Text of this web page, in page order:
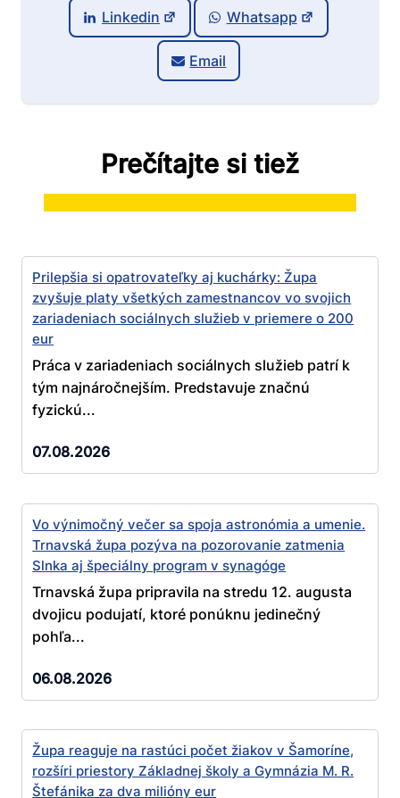
Linkedin Whatsapp
Email
Prečítajte si tiež
Prilepšia si opatrovateľky aj kuchárky: Župa
zvyšuje platy všetkých zamestnancov vo svojich
zariadeniach sociálnych služieb v priemere o 200
eur
Práca v zariadeniach sociálnych služieb patrí k
tým najnáročnejším. Predstavuje značnú
fyzickú...
07.08.2026
Vo výnimočný večer sa spoja astronómia a umenie.
Trnavská župa pozýva na pozorovanie zatmenia
Slnka aj špeciálny program v synagóge
Trnavská župa pripravila na stredu 12. augusta
dvojicu podujatí, ktoré ponúknu jedinečný
pohľa...
06.08.2026
Župa reaguje na rastúci počet žiakov v Šamoríne,
rozšíri priestory Základnej školy a Gymnázia M. R.
Štefánika za dva milióny eur